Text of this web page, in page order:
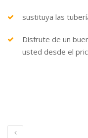
sustituya las
Disfrute de un
usted desde el